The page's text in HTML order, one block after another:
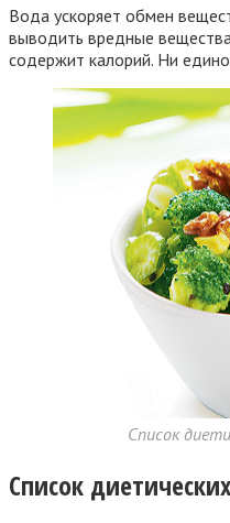
Вода ускоряет обмен
выводить вредные
содержит калорий. Ни
Список
Список